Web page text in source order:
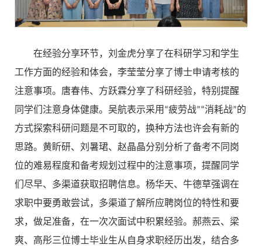
在经验分享环节，刘金虎分享了在科研学习和学生
工作方面的经验和体会，李莹莹分享了博士申请考核的
注意事项。唐春伟、方跃霖分享了科研经验，特别提醒
同学们注意身体健康。吴航表示采用“疲劳战”“消耗战”的
方式探索科研问题是不可取的，换种方法也许会有新的
思路。黄盺研、刘暑珺、赵晶晶分别分析了备考不同岗
位的难易程度和备考规划过程中的注意事项，提醒同学
们尽早、多渠道获取招聘信息。杨华天、牛德草强调在
求职中要勇敢尝试，多渠道了解所应聘岗位的特性和要
求，做足准备，在一次次面试中积累经验。郝燕云、梁
爽、高彤三位博士毕业生从自身求职经历出发，结合多